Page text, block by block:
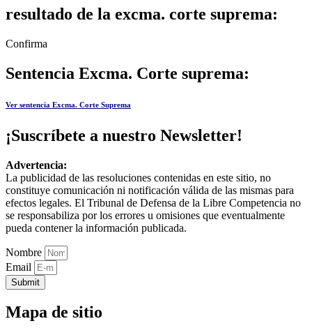
resultado de la excma. corte suprema:
Confirma
Sentencia Excma. Corte suprema:
Ver sentencia Excma. Corte Suprema
¡Suscríbete a nuestro Newsletter!
Advertencia:
La publicidad de las resoluciones contenidas en este sitio, no
constituye comunicación ni notificación válida de las mismas para
efectos legales. El Tribunal de Defensa de la Libre Competencia no
se responsabiliza por los errores u omisiones que eventualmente
pueda contener la información publicada.
Nombre
Email
Submit
Mapa de sitio